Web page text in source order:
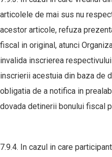
articolele de mai sus nu
acestor articole, refuza
fiscal in original, atunci
invalida inscrierea
inscrierii acestuia din baza de
obligatia de a notifica in
dovada detinerii bonului fiscal
7.9.4. In cazul in care